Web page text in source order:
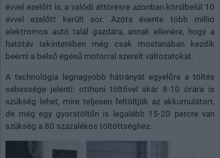
évvel ezelőtt is, a valódi áttörésre azonban körülbelül 10
évvel ezelőtt került sor. Azóta évente több millió
elektromos autó talál gazdára, annak ellenére, hogy a
hatótáv tekintetében még csak mostanában kezdik
beérni a belső égésű motorral szerelt változatokat.
A technológia legnagyobb hátrányát egyelőre a töltés
sebessége jelenti: otthoni töltővel akár 8-10 órára is
szükség lehet, mire teljesen feltöltjük az akkumulátort,
de még egy gyorstöltőn is legalább 15-20 percre van
szükség a 80 százalékos töltöttséghez.